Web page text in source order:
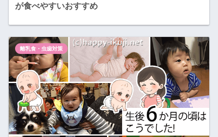
が食べやすいおすすめ
離乳食・虫歯対策